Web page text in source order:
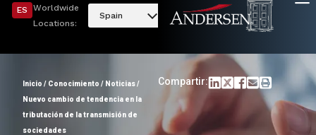
ES
Worldwide
Locations:
Spain
Inicio / Conocimiento / Noticias/
Nuevo cambio de tendencia en la
tributación de la transmisión de
sociedades
Compartir: